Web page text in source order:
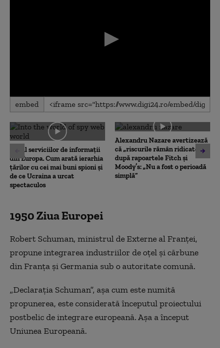
0
seconds
0
seconds
embed
Topul serviciilor de informații
din Europa. Cum arată ierarhia
țărilor cu cei mai buni spioni și
de ce Ucraina a urcat
spectaculos
Alexandru Nazare avertizează
că „riscurile rămân ridicate”
după rapoartele Fitch și
Moody’s: „Nu a fost o perioadă
simplă”
1950 Ziua Europei
Robert Schuman, ministrul de Externe al Franței,
propune integrarea industriilor de oțel și cărbune
din Franța și Germania sub o autoritate comună.
„Declarația Schuman”, așa cum este numită
propunerea, este considerată începutul proiectului
postbelic de integrare europeană. Așa a început
Uniunea Europeană.